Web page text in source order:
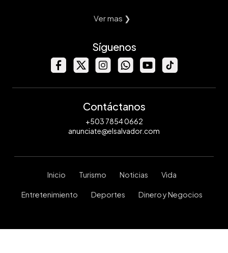
Ver mas ❯
Síguenos
Contáctanos
+503 7854 0662
anunciate@elsalvador.com
Inicio Turismo Noticias Vida
Entretenimiento Deportes Dinero y Negocios